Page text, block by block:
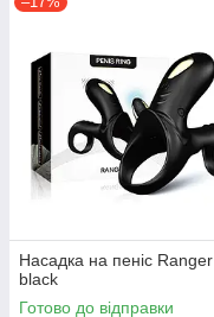
Насадка на пеніс Ranger
black
Готово до відправки